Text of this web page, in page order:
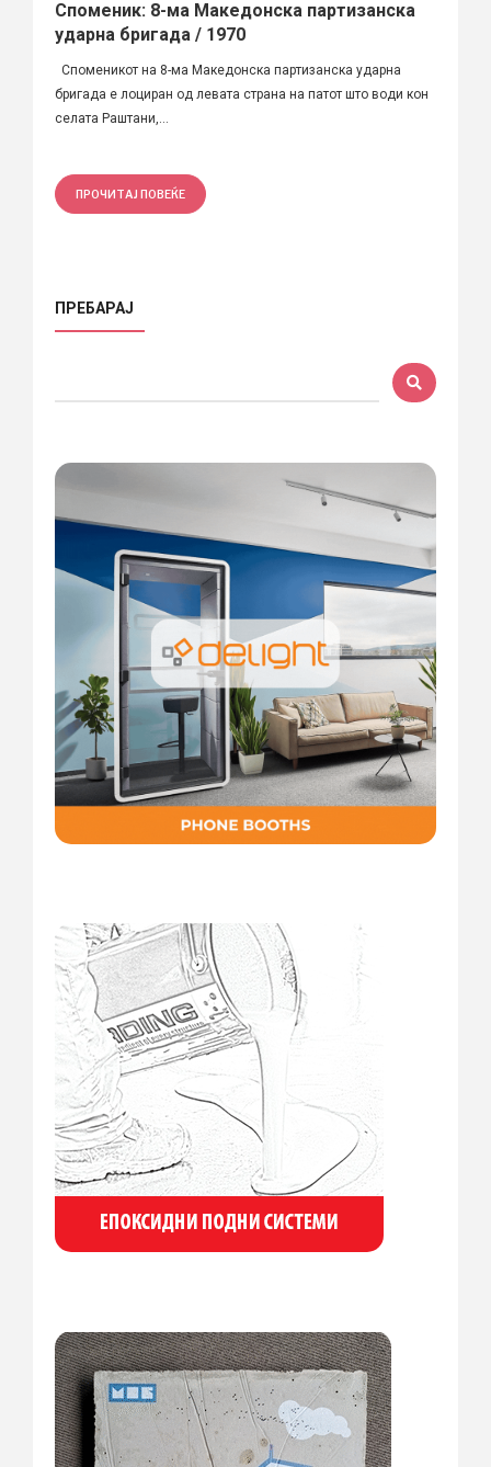
Споменик: 8-ма Македонска партизанска
ударна бригада / 1970
Споменикот на 8-ма Македонска партизанска ударна
бригада е лоциран од левата страна на патот што води кон
селата Раштани,...
ПРОЧИТАЈ ПОВЕЌЕ
ПРЕБАРАЈ